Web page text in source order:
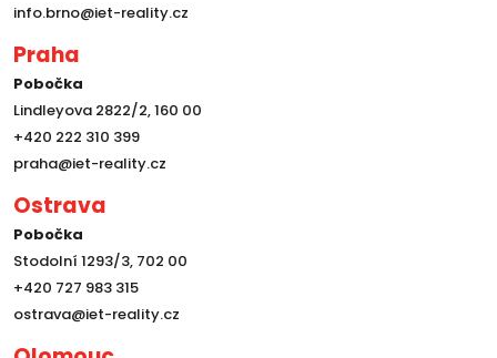
info.brno@iet-reality.cz
Praha
Pobočka
Lindleyova 2822/2, 160 00
+420 222 310 399
praha@iet-reality.cz
Ostrava
Pobočka
Stodolní 1293/3, 702 00
+420 727 983 315
ostrava@iet-reality.cz